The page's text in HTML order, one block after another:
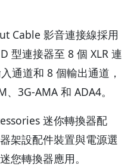
Cable 影音連接線採用
型連接器至 8 個 XLR 連
通道和 8 個輸出通道，
3G-AMA 和 ADA4。
迷你轉換器配
架設配件裝置與電源選
您轉換器應用。